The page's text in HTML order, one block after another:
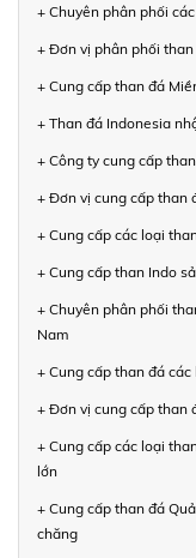
+ Chuyên phân phối
+ Đơn vị phân phối
+ Cung cấp than đá
+ Than đá Indonesia
+ Công ty cung cấp
+ Đơn vị cung cấp than
+ Cung cấp các loại
+ Cung cấp than Indo
+ Chuyên phân phối
Nam
+ Cung cấp than đá
+ Đơn vị cung cấp than
+ Cung cấp các loại
lớn
+ Cung cấp than đá
chăng